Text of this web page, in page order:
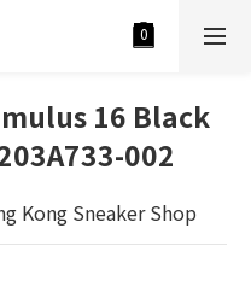
16 Black
002
Kong Sneaker Shop